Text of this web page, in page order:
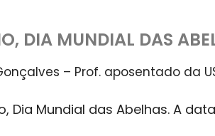
DIA MUNDIAL DAS
– Prof. aposentado da
Dia Mundial das Abelhas. A